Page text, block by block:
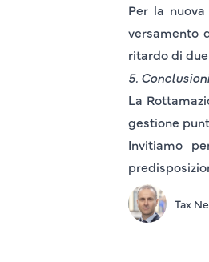
Per la
versamento
ritardo di
5. Conclusioni
La
gestione
Invitiamo
Tax